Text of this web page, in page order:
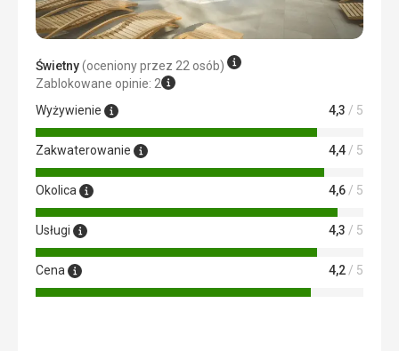
plaży do godziny 16
Świetny(oceniony przez 22 osób)
Zablokowane opinie: 2
Wyżywienie
4,3 / 5
Zakwaterowanie 4,4/ 5
Okolica 4,6/ 5
Usługi 4,3 / 5
Cena 4,2/ 5